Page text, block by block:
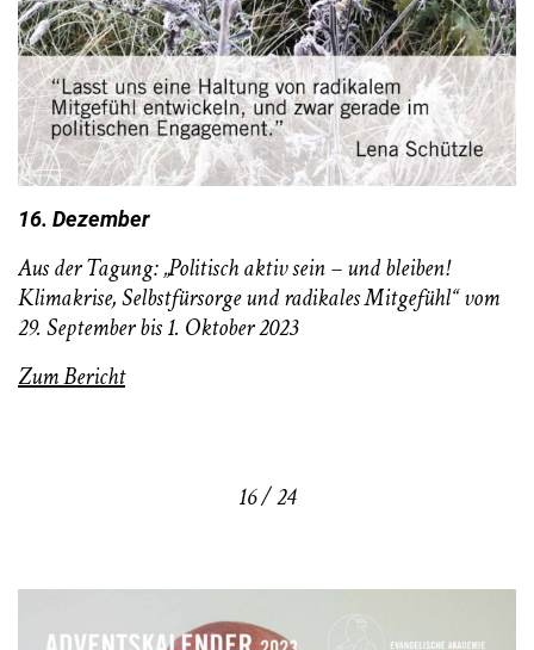
16. Dezember
Aus der Tagung: „Politisch aktiv sein – und bleiben!
Klimakrise, Selbstfürsorge und radikales Mitgefühl“ vom
29. September bis 1. Oktober 2023
Zum Bericht
16 / 24